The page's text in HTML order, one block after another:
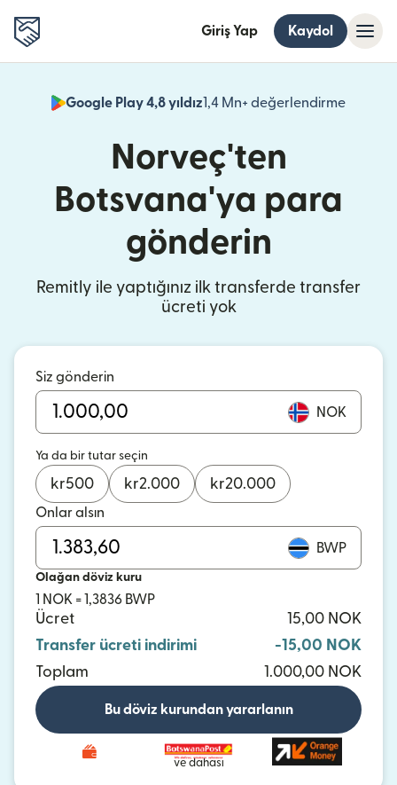
Giriş Yap Kaydol
Google Play 4,8 yıldız1,4 Mn+ değerlendirme
Norveç'ten
Botsvana'ya para
gönderin
Remitly ile yaptığınız ilk transferde transfer
ücreti yok
Siz gönderin
NOK
Ya da bir tutar seçin
kr500 kr2.000 kr20.000
Onlar alsın
BWP
Olağan döviz kuru
1 NOK = 1,3836 BWP
Ücret
15,00 NOK
Transfer ücreti indirimi
-15,00 NOK
Toplam
1.000,00 NOK
Bu döviz kurundan yararlanın
ve dahası